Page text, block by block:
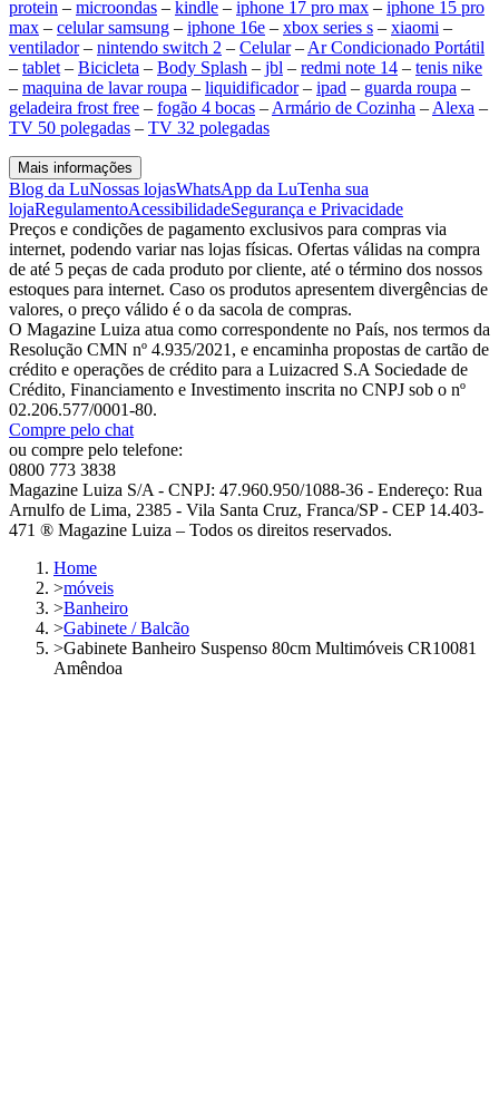
protein – microondas – kindle – iphone 17 pro max – iphone 15 pro
max – celular samsung – iphone 16e – xbox series s – xiaomi –
ventilador– nintendo switch 2 – Celular– Ar Condicionado Portátil
– tablet – Bicicleta – Body Splash – jbl – redmi note 14 – tenis nike
– maquina de lavar roupa – liquidificador– ipad – guarda roupa –
geladeira frost free – fogão 4 bocas – Armário de Cozinha – Alexa –
TV 50 polegadas – TV 32 polegadas
Mais informações
Blog da LuNossas lojasWhatsApp da LuTenha sua
lojaRegulamentoAcessibilidadeSegurança e Privacidade
Preços e condições de pagamento exclusivos para compras via
internet, podendo variar nas lojas físicas. Ofertas válidas na compra
de até 5 peças de cada produto por cliente, até o término dos nossos
estoques para internet. Caso os produtos apresentem divergências de
valores, o preço válido é o da sacola de compras.
O Magazine Luiza atua como correspondente no País, nos termos da
Resolução CMN nº 4.935/2021, e encaminha propostas de cartão de
crédito e operações de crédito para a Luizacred S.A Sociedade de
Crédito, Financiamento e Investimento inscrita no CNPJ sob o nº
02.206.577/0001-80.
Compre pelo chat
ou compre pelo telefone:
0800 773 3838
Magazine Luiza S/A - CNPJ: 47.960.950/1088-36 - Endereço: Rua
Arnulfo de Lima, 2385 - Vila Santa Cruz, Franca/SP - CEP 14.403-
471 ® Magazine Luiza – Todos os direitos reservados.
Home
>móveis
>Banheiro
>Gabinete / Balcão
>Gabinete Banheiro Suspenso 80cm Multimóveis CR10081
Amêndoa